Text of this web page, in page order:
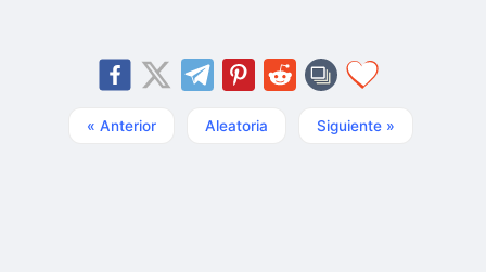
« Anterior Aleatoria Siguiente »